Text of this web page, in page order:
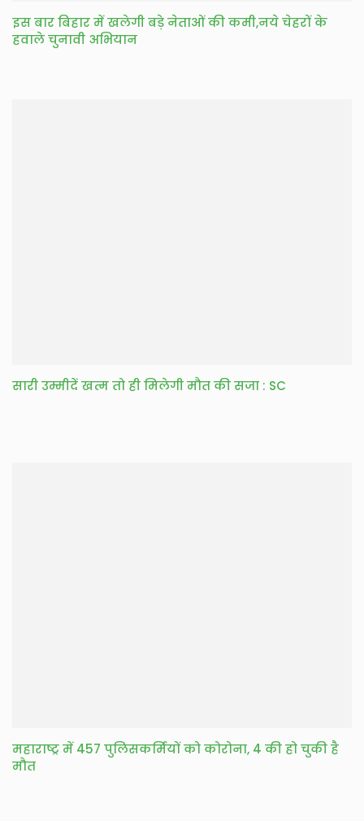
इस बार बिहार में खलेगी बड़े नेताओं की कमी,नये चेहरों के
हवाले चुनावी अभियान
सारी उम्मीदें खत्म तो ही मिलेगी मौत की सजा : SC
महाराष्ट्र में 457 पुलिसकर्मियों को कोरोना, 4 की हो चुकी है
मौत